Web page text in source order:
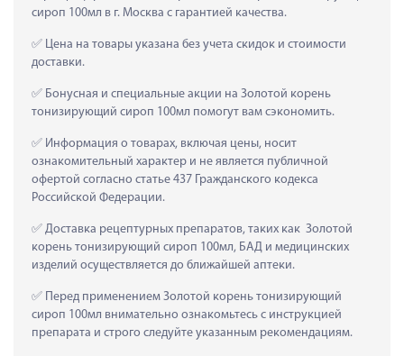
сироп 100мл в г. Москва с гарантией качества.
Цена на товары указана без учета скидок и стоимости
доставки.
Бонусная и специальные акции на Золотой корень
тонизирующий сироп 100мл помогут вам сэкономить.
Информация о товарах, включая цены, носит
ознакомительный характер и не является публичной
офертой согласно статье 437 Гражданского кодекса
Российской Федерации.
Доставка рецептурных препаратов, таких как  Золотой
корень тонизирующий сироп 100мл, БАД и медицинских
изделий осуществляется до ближайшей аптеки.
Перед применением Золотой корень тонизирующий
сироп 100мл внимательно ознакомьтесь с инструкцией
препарата и строго следуйте указанным рекомендациям.